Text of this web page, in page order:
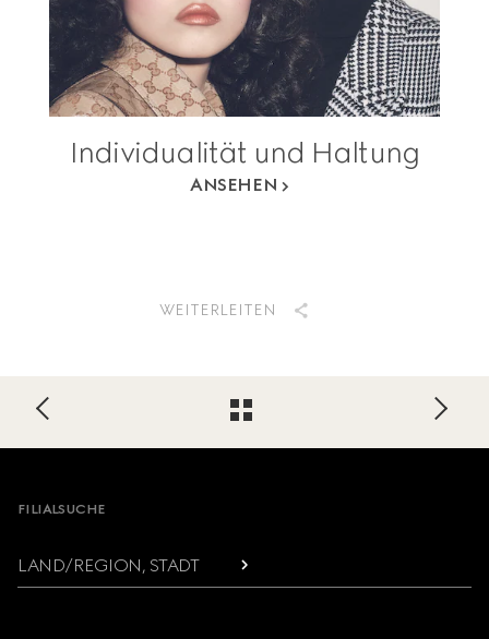
Individualität und Haltung
ANSEHEN
WEITERLEITEN
Footer
FILIALSUCHE
LAND/REGION, STADT